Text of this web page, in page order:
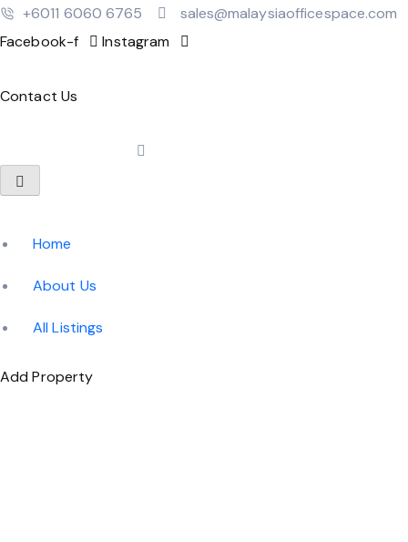
‪+6011 6060 6765‬
sales@malaysiaofficespace.com
Facebook-f
Instagram
Contact Us
Home
About Us
All Listings
Add Property